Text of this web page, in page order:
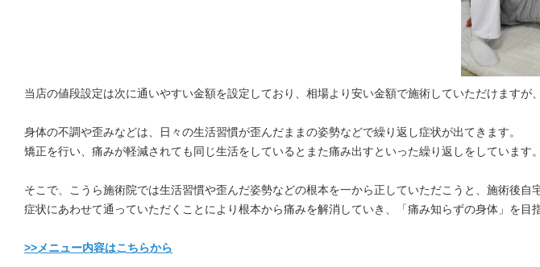
当店の値段設定は次に通いやすい金額を設定しており、相場より安い金額で施術していただけますが
身体の不調や歪みなどは、日々の生活習慣が歪んだままの姿勢などで繰り返し症状が出てきます。
矯正を行い、痛みが軽減されても同じ生活をしているとまた痛み出すといった繰り返しをしています。
そこで、こうら施術院では生活習慣や歪んだ姿勢などの根本を一から正していただこうと、施術後自
症状にあわせて通っていただくことにより根本から痛みを解消していき、「痛み知らずの身体」を目
>>メニュー内容はこちらから